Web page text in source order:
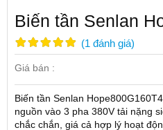
Biến tần Senlan
(1 đánh giá)
Giá bán :
Biến tần Senlan
nguồn vào 3 pha 380V tải nặng
chắc chắn, giá cả hợp lý hoạt